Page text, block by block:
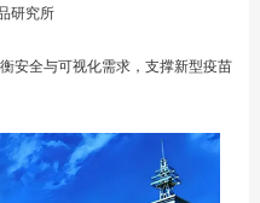
研究所
安全与可视化需求，支撑新型疫苗